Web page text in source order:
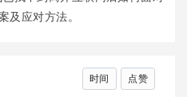
及应对方法。
时间 点赞